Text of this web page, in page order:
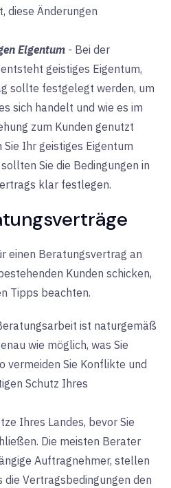
diese Änderungen
Eigentum - Bei der
geistiges Eigentum,
sollte festgelegt werden, um
sich handelt und wie es im
zum Kunden genutzt
Sie Ihr geistiges Eigentum
Sie die Bedingungen in
klar festlegen.
einen Beratungsvertrag an
Kunden schicken,
Tipps beachten.
ist naturgemäß
wie möglich, was Sie
vermeiden Sie Konflikte und
Schutz Ihres
Ihres Landes, bevor Sie
Die meisten Berater
Auftragnehmer, stellen
die Vertragsbedingungen den